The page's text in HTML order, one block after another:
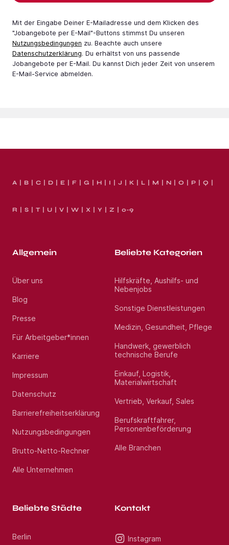
Mit der Eingabe Deiner E-Mail­adresse und dem Klicken des
"Jobangebote per E-Mail"-Buttons stimmst Du unseren
Nutzungsbedingungen zu. Beachte auch unsere
Datenschutzerklärung. Du erhältst von uns passende
Jobangebote per E-Mail. Du kannst Dich jeder Zeit von unserem
E-Mail-Service abmelden.
A B C D E F G H I J K L M N O P Q
R S T U V W X Y Z 0-9
Allgemein
Über uns
Blog
Presse
Für Arbeitgeber*innen
Karriere
Impressum
Datenschutz
Barrierefreiheitserklärung
Nutzungsbedingungen
Brutto-Netto-Rechner
Alle Unternehmen
Beliebte Kategorien
Hilfskräfte, Aushilfs- und
Nebenjobs
Sonstige Dienstleistungen
Medizin, Gesundheit, Pflege
Handwerk, gewerblich
technische Berufe
Einkauf, Logistik,
Materialwirtschaft
Vertrieb, Verkauf, Sales
Berufskraftfahrer,
Personenbeförderung
Alle Branchen
Beliebte Städte
Berlin
Kontakt
Instagram